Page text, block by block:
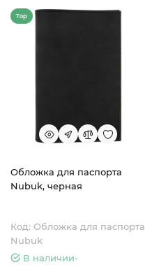
Top
Обложка для паспорта
Nubuk, черная
Код: Обложка для паспорта
Nubuk
В наличии-